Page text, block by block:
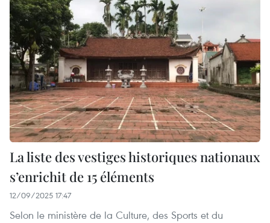
La liste des vestiges historiques nationaux
s’enrichit de 15 éléments
12/09/2025 17:47
Selon le ministère de la Culture, des Sports et du